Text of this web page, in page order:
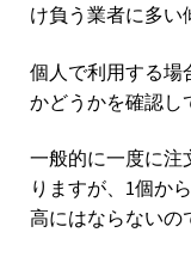
け負う業者に多い
個人で利用する場
かどうかを確認し
一般的に一度に注
りますが、1個か
高にはならないの